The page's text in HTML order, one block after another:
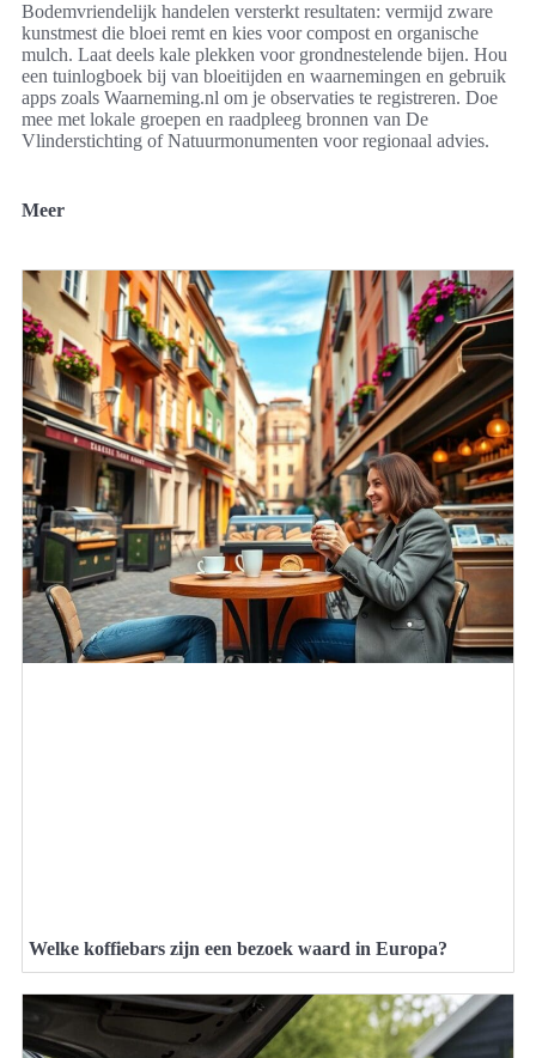
Bodemvriendelijk handelen versterkt resultaten: vermijd zware
kunstmest die bloei remt en kies voor compost en organische
mulch. Laat deels kale plekken voor grondnestelende bijen. Hou
een tuinlogboek bij van bloeitijden en waarnemingen en gebruik
apps zoals Waarneming.nl om je observaties te registreren. Doe
mee met lokale groepen en raadpleeg bronnen van De
Vlinderstichting of Natuurmonumenten voor regionaal advies.
Meer
Welke koffiebars zijn een bezoek waard in Europa?